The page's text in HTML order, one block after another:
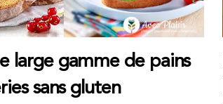
large gamme de pains
sans gluten